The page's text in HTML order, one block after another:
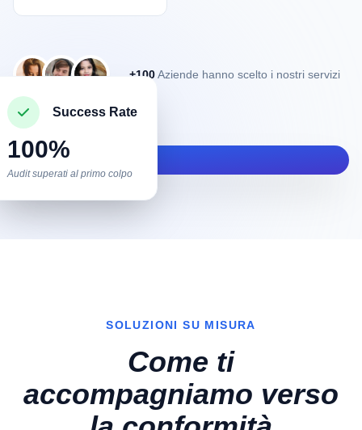
+100Aziende hanno scelto i nostri servizi
Success Rate
100%
Audit superati al primo colpo
SOLUZIONI SU MISURA
Come ti
accompagniamo verso